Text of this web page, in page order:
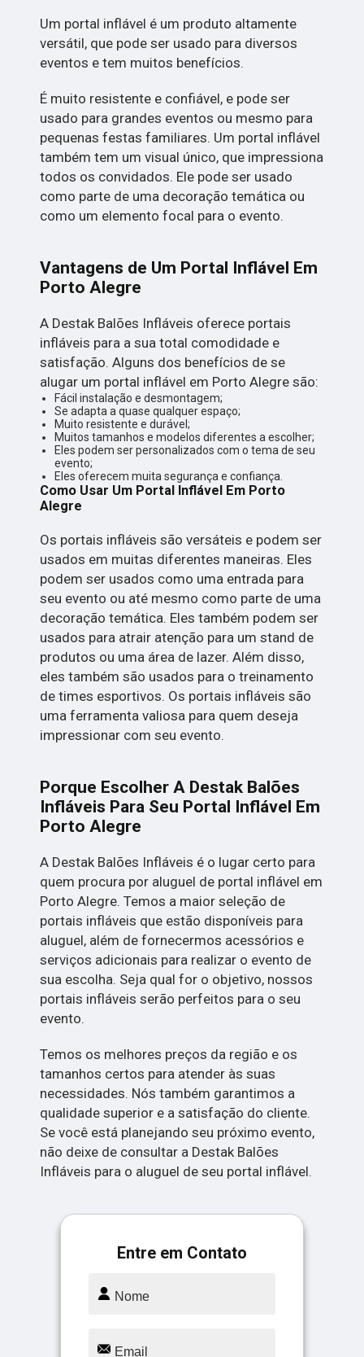
Um portal inflável é um produto altamente
versátil, que pode ser usado para diversos
eventos e tem muitos benefícios.
É muito resistente e confiável, e pode ser
usado para grandes eventos ou mesmo para
pequenas festas familiares. Um portal inflável
também tem um visual único, que impressiona
todos os convidados. Ele pode ser usado
como parte de uma decoração temática ou
como um elemento focal para o evento.
Vantagens de Um Portal Inflável Em
Porto Alegre
A Destak Balões Infláveis oferece portais
infláveis para a sua total comodidade e
satisfação. Alguns dos benefícios de se
alugar um portal inflável em Porto Alegre são:
Fácil instalação e desmontagem;
Se adapta a quase qualquer espaço;
Muito resistente e durável;
Muitos tamanhos e modelos diferentes a escolher;
Eles podem ser personalizados com o tema de seu
evento;
Eles oferecem muita segurança e confiança.
Como Usar Um Portal Inflável Em Porto
Alegre
Os portais infláveis são versáteis e podem ser
usados ​​em muitas diferentes maneiras. Eles
podem ser usados ​​como uma entrada para
seu evento ou até mesmo como parte de uma
decoração temática. Eles também podem ser
usados ​​para atrair atenção para um stand de
produtos ou uma área de lazer. Além disso,
eles também são usados ​​para o treinamento
de times esportivos. Os portais infláveis são
uma ferramenta valiosa para quem deseja
impressionar com seu evento.
Porque Escolher A Destak Balões
Infláveis Para Seu Portal Inflável Em
Porto Alegre
A Destak Balões Infláveis é o lugar certo para
quem procura por aluguel de portal inflável em
Porto Alegre. Temos a maior seleção de
portais infláveis ​​que estão disponíveis para
aluguel, além de fornecermos acessórios e
serviços adicionais para realizar o evento de
sua escolha. Seja qual for o objetivo, nossos
portais infláveis ​​serão perfeitos para o seu
evento.
Temos os melhores preços da região e os
tamanhos certos para atender às suas
necessidades. Nós também garantimos a
qualidade superior e a satisfação do cliente.
Se você está planejando seu próximo evento,
não deixe de consultar a Destak Balões
Infláveis para o aluguel de seu portal inflável.
Entre em Contato